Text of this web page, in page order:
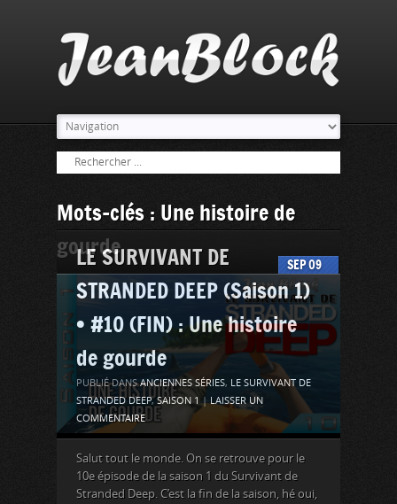
Mots-clés : Une histoire de
gourde
09
SEP
LE SURVIVANT DE
STRANDED DEEP (Saison 1)
• #10 (FIN) : Une histoire
de gourde
PUBLIÉ DANSANCIENNES SÉRIES, LE SURVIVANT DE
STRANDED DEEP,SAISON 1 |LAISSER UN
COMMENTAIRE
Salut tout le monde. On se retrouve pour le
10e épisode de la saison 1 du Survivant de
Stranded Deep. C’est la fin de la saison, hé oui,